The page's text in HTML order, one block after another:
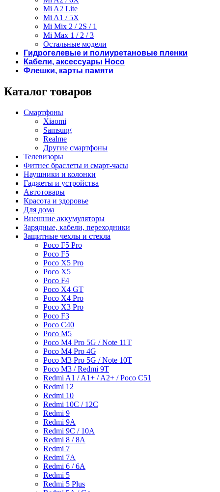
Mi A2 Lite
Mi A1 / 5X
Mi Mix 2 / 2S / 1
Mi Max 1 / 2 / 3
Остальные модели
Гидрогелевые и полиуретановые пленки
Кабели, аксессуары Hoco
Флешки, карты памяти
Каталог товаров
Смартфоны
Xiaomi
Samsung
Realme
Другие смартфоны
Телевизоры
Фитнес браслеты и смарт-часы
Наушники и колонки
Гаджеты и устройства
Автотовары
Красота и здоровье
Для дома
Внешние аккумуляторы
Зарядные, кабели, переходники
Защитные чехлы и стекла
Poco F5 Pro
Poco F5
Poco X5 Pro
Poco X5
Poco F4
Poco X4 GT
Poco X4 Pro
Poco X3 Pro
Poco F3
Poco C40
Poco M5
Poco M4 Pro 5G / Note 11T
Poco M4 Pro 4G
Poco M3 Pro 5G / Note 10T
Poco M3 / Redmi 9T
Redmi A1 / A1+ / A2+ / Poco C51
Redmi 12
Redmi 10
Redmi 10C / 12C
Redmi 9
Redmi 9A
Redmi 9C / 10A
Redmi 8 / 8A
Redmi 7
Redmi 7A
Redmi 6 / 6A
Redmi 5
Redmi 5 Plus